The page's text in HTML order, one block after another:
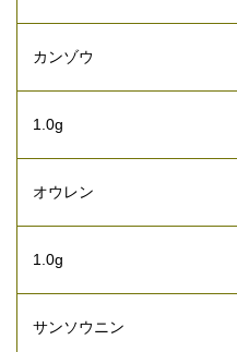
カンゾウ
1.0g
オウレン
1.0g
サンソウニン